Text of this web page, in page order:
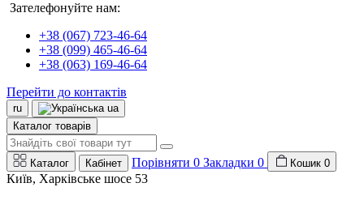
Зателефонуйте нам:
+38 (067) 723-46-64
+38 (099) 465-46-64
+38 (063) 169-46-64
Перейти до контактів
ru
ua
Каталог товарів
Каталог Кабінет Порівняти 0 Закладки 0 Кошик 0
Київ, Харківське шосе 53